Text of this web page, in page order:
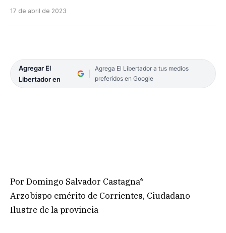
17 de abril de 2023
Agregar El
Libertador en
Agrega El Libertador a tus medios
preferidos en Google
Por Domingo Salvador Castagna*
Arzobispo emérito de Corrientes, Ciudadano
Ilustre de la provincia